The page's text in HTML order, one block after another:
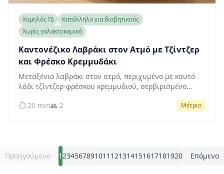
Χαμηλός ΓΔ
Κατάλληλο για διαβητικούς
Χωρίς γαλακτοκομικά
Καντονέζικο Λαβράκι στον Ατμό με Τζίντζερ
και Φρέσκο Κρεμμυδάκι
Μεταξένιο λαβράκι στον ατμό, περιχυμένο με καυτό
λάδι τζίντζερ-φρέσκου κρεμμυδιού, σερβιρισμένο
καντονέζικο πιάτο με χαμηλό γλυκαιμικό δείκτη που
⏱️ 20 min👥 2 Μέτριο
Προηγούμενο 1234567891011 121314151617181920 Επόμενο